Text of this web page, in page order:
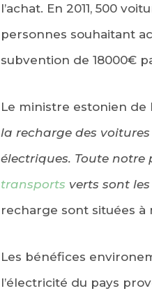
l’achat. En 2011, 500
personnes souhaitant
subvention de 18000€
Le ministre estonien de
la recharge des
électriques. Toute
transports verts sont
recharge sont situées à
Les bénéfices
l’électricité du pays